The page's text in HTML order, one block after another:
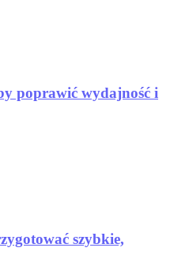
poprawić wydajność i
szybkie,